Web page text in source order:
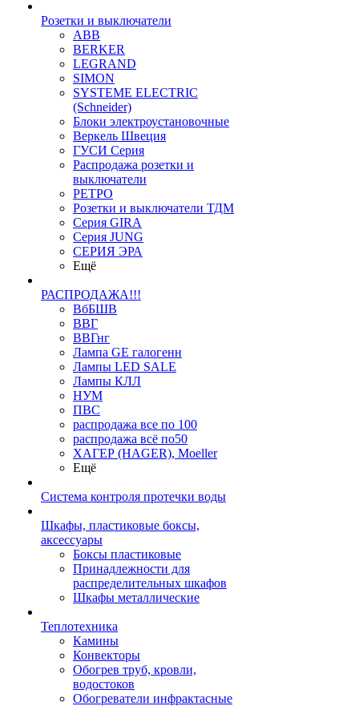
Розетки и выключатели
ABB
BERKER
LEGRAND
SIMON
SYSTEME ELECTRIC
(Schneider)
Блоки электроустановочные
Веркель Швеция
ГУСИ Серия
Распродажа розетки и
выключатели
РЕТРО
Розетки и выключатели ТДМ
Серия GIRA
Серия JUNG
СЕРИЯ ЭРА
Ещё
РАСПРОДАЖА!!!
ВбБШВ
ВВГ
ВВГнг
Лампа GE галогенн
Лампы LED SALE
Лампы КЛЛ
НУМ
ПВС
распродажа все по 100
распродажа всё по50
ХАГЕР (HAGER), Moeller
Ещё
Система контроля протечки воды
Шкафы, пластиковые боксы,
аксессуары
Боксы пластиковые
Принадлежности для
распределительных шкафов
Шкафы металлические
Теплотехника
Камины
Конвекторы
Обогрев труб, кровли,
водостоков
Обогреватели инфрактасные